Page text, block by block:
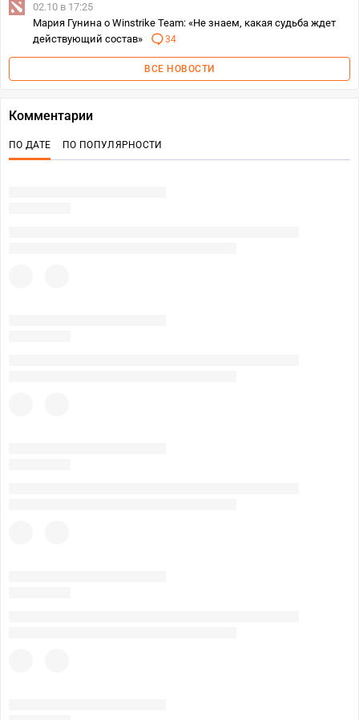
02.10 в 17:25
Мария Гунина о Winstrike Team: «Не знаем, какая судьба ждет
действующий состав»
34
ВСЕ НОВОСТИ
Комментарии
ПО ДАТЕ ПО ПОПУЛЯРНОСТИ